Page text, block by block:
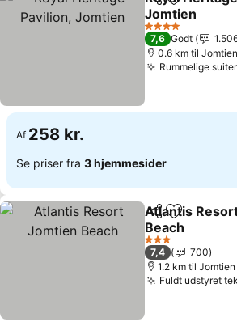
Del Føj til
Jomtien
Se priser
4 Stjerner
7,6 Godt
0.6 km til
Rummelige suiter
Af 258 kr.
Se priser fra 3 hjemmesider
Del Føj til
Atlantis
Beach
Se priser
3 Stjerner
7,4
700
1.2 km til
Fuldt udstyret